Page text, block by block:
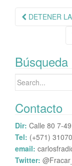
DETENER
Búsqueda
Search
Contacto
Dir: Calle 80 7-
Tel: (+571)
email:
Twitter: